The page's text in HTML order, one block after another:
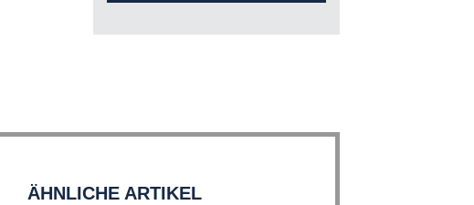
ÄHNLICHE ARTIKEL